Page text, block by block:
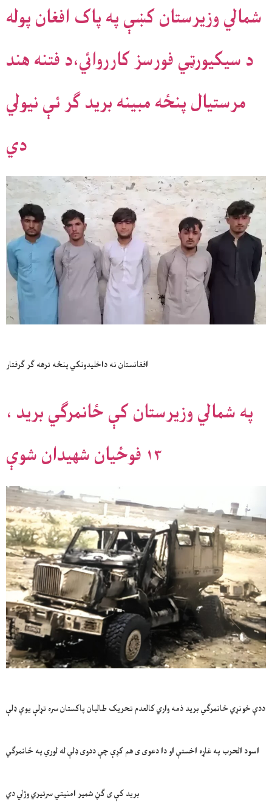
شمالي وزيرستان کښې په پاک افغان پوله
د سيکيورټي فورسز کارروائي،د فتنه هند
مرستيال پنځه مبينه بريد ګر ئې نيولي
دي
افغانستان نه داخليدونکي پنځه ترهه ګر ګرفتار
په شمالي وزیرستان کې ځانمرګي برید ،
۱۳ فوځیان شهیدان شوې
ددې خونړي ځانمرګي برید ذمه واري کالعدم تحریک طالبان پاکستان سره تړلې یوې ډلې
اسود الحرب په غاړه اخستې او دا دعوی ی هم کړې چې ددوی ډلې له لوري په ځانمرګي
برید کې ی ګڼ شمیر امنیتي سرتیري وژلي دي